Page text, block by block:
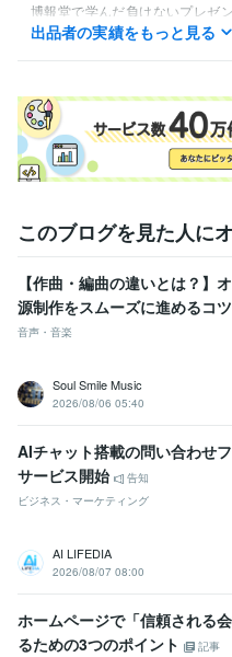
博報堂で学んだ負けないプレゼン
術 スマホメモ トッププレゼン
得意分野
ビジネス代行・事務代行 企画
グ、事業開発、ブランディング
経営、ビジネス、企画
出品者の実績をもっと見る
このブログを見た人に
【作曲・編曲の違いとは？】
源制作をスムーズに進めるコツ
音声・音楽
Soul Smile Music
2026/08/06 05:40
AIチャット搭載の問い合わせ
サービス開始
告知
ビジネス・マーケティング
AI LIFEDIA
2026/08/07 08:00
ホームページで「信頼される
るための3つのポイント
記事